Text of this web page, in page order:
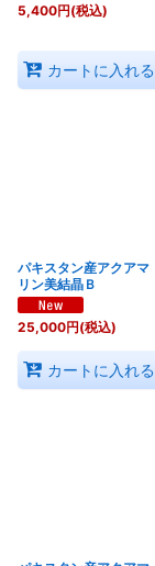
5,400円(税込)
カートに入れる
パキスタン産アクアマ
リン美結晶Ｂ
25,000円(税込)
カートに入れる